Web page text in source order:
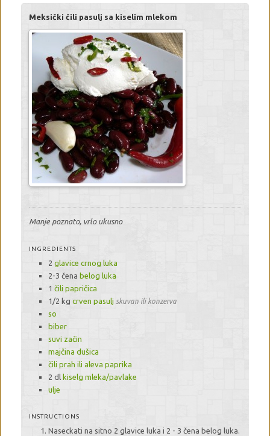
Meksički čili pasulj sa kiselim mlekom
Manje poznato, vrlo ukusno
INGREDIENTS
2glavice crnog luka
2-3 čena belog luka
1čili papričica
1/2 kg crven pasulj skuvan ili konzerva
so
biber
suvi začin
majčina dušica
čili prah ili aleva paprika
2 dl kiselg mleka/pavlake
ulje
INSTRUCTIONS
Naseckati na sitno 2 glavice luka i 2 - 3 čena belog luka.